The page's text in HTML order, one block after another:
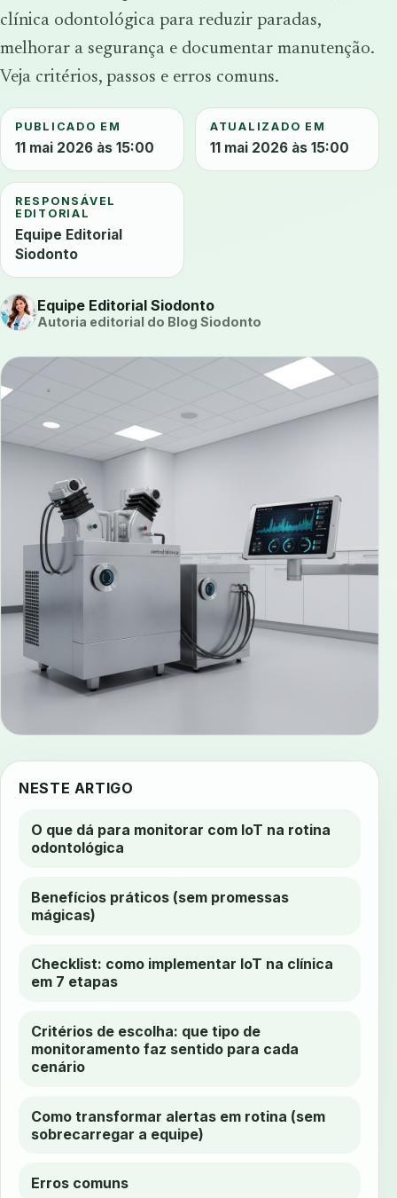
clínica odontológica para reduzir paradas,
melhorar a segurança e documentar manutenção.
Veja critérios, passos e erros comuns.
PUBLICADO EM
11 mai 2026 às 15:00
ATUALIZADO EM
11 mai 2026 às 15:00
RESPONSÁVEL
EDITORIAL
Equipe Editorial
Siodonto
Equipe Editorial Siodonto
Autoria editorial do Blog Siodonto
NESTE ARTIGO
O que dá para monitorar com IoT na rotina
odontológica
Benefícios práticos (sem promessas
mágicas)
Checklist: como implementar IoT na clínica
em 7 etapas
Critérios de escolha: que tipo de
monitoramento faz sentido para cada
cenário
Como transformar alertas em rotina (sem
sobrecarregar a equipe)
Erros comuns